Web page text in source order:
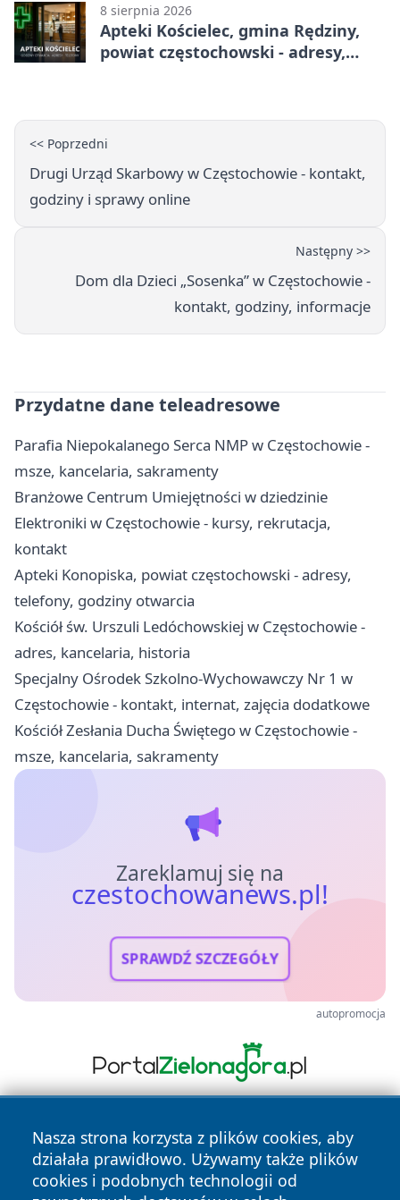
8 sierpnia 2026
Apteki Kościelec, gmina Rędziny,
powiat częstochowski - adresy,
<< Poprzedni
Drugi Urząd Skarbowy w Częstochowie - kontakt,
godziny i sprawy online
Następny >>
Dom dla Dzieci „Sosenka” w Częstochowie -
kontakt, godziny, informacje
Przydatne dane teleadresowe
Parafia Niepokalanego Serca NMP w Częstochowie -
msze, kancelaria, sakramenty
Branżowe Centrum Umiejętności w dziedzinie
Elektroniki w Częstochowie - kursy, rekrutacja,
kontakt
Apteki Konopiska, powiat częstochowski - adresy,
telefony, godziny otwarcia
Kościół św. Urszuli Ledóchowskiej w Częstochowie -
adres, kancelaria, historia
Specjalny Ośrodek Szkolno-Wychowawczy Nr 1 w
Częstochowie - kontakt, internat, zajęcia dodatkowe
Kościół Zesłania Ducha Świętego w Częstochowie -
msze, kancelaria, sakramenty
Zareklamuj się na
czestochowanews.pl!
SPRAWDŹ SZCZEGÓŁY
autopromocja
Nasza strona korzysta z plików cookies, aby
działała prawidłowo. Używamy także plików
cookies i podobnych technologii od